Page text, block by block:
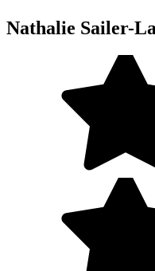
Nathalie Sailer-